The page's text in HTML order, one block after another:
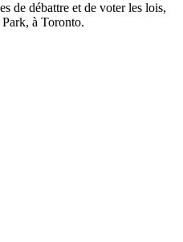
de débattre et de voter les lois,
à Toronto.